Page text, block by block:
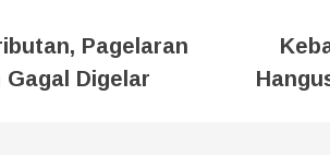
Pagelaran
Gagal Digelar